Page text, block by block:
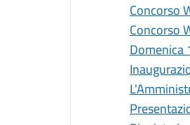
Concorso
Concorso
Domenica